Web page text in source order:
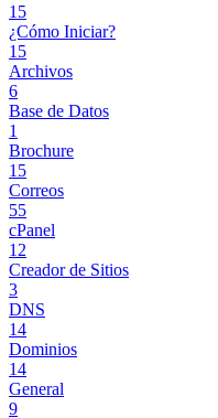
15
¿Cómo Iniciar?
15
Archivos
6
Base de Datos
1
Brochure
15
Correos
55
cPanel
12
Creador de Sitios
3
DNS
14
Dominios
14
General
9